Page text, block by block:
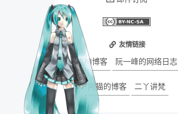
友情链接
墨梅博客 阮一峰的网络日志
阿猫的博客 二丫讲梵